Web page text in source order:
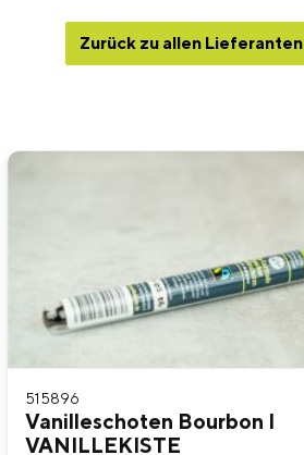
Zurück zu allen Lieferanten
515896
Vanilleschoten Bourbon I
VANILLEKISTE